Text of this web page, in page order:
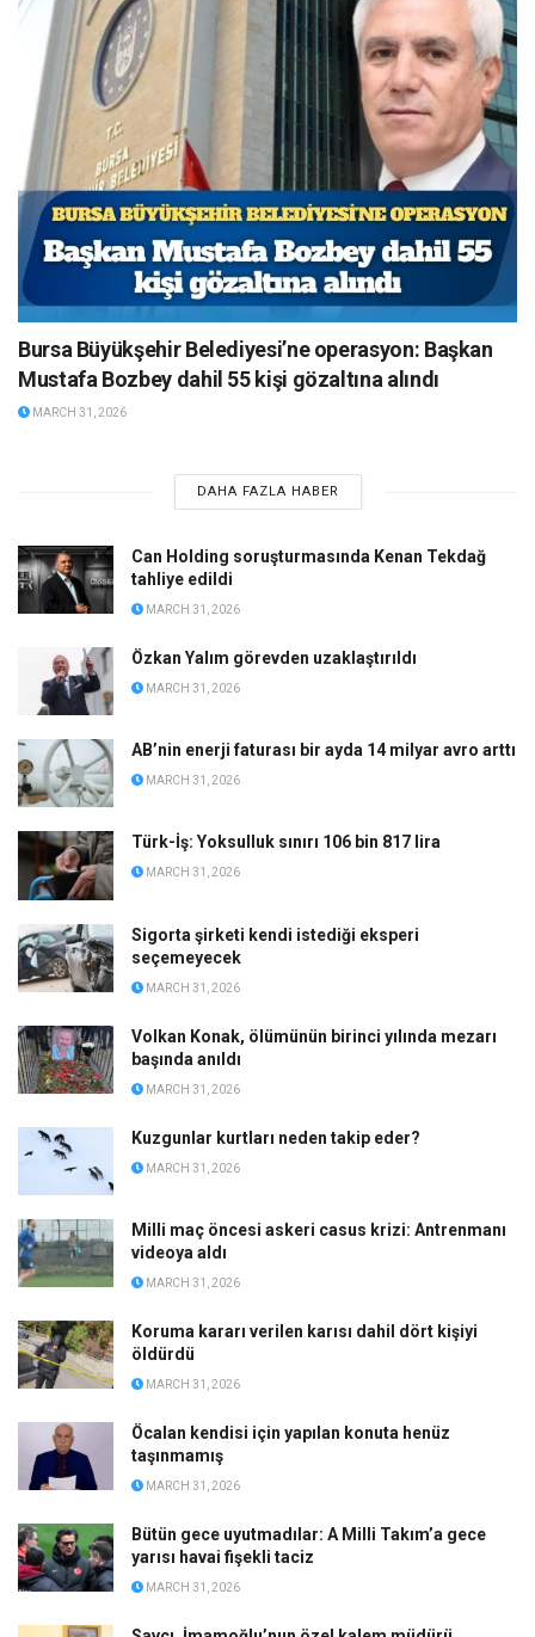
Bursa Büyükşehir Belediyesi’ne operasyon: Başkan
Mustafa Bozbey dahil 55 kişi gözaltına alındı
MARCH 31, 2026
DAHA FAZLA HABER
Can Holding soruşturmasında Kenan Tekdağ
tahliye edildi
MARCH 31, 2026
Özkan Yalım görevden uzaklaştırıldı
MARCH 31, 2026
AB’nin enerji faturası bir ayda 14 milyar avro arttı
MARCH 31, 2026
Türk-İş: Yoksulluk sınırı 106 bin 817 lira
MARCH 31, 2026
Sigorta şirketi kendi istediği eksperi
seçemeyecek
MARCH 31, 2026
Volkan Konak, ölümünün birinci yılında mezarı
başında anıldı
MARCH 31, 2026
Kuzgunlar kurtları neden takip eder?
MARCH 31, 2026
Milli maç öncesi askeri casus krizi: Antrenmanı
videoya aldı
MARCH 31, 2026
Koruma kararı verilen karısı dahil dört kişiyi
öldürdü
MARCH 31, 2026
Öcalan kendisi için yapılan konuta henüz
taşınmamış
MARCH 31, 2026
Bütün gece uyutmadılar: A Milli Takım’a gece
yarısı havai fişekli taciz
MARCH 31, 2026